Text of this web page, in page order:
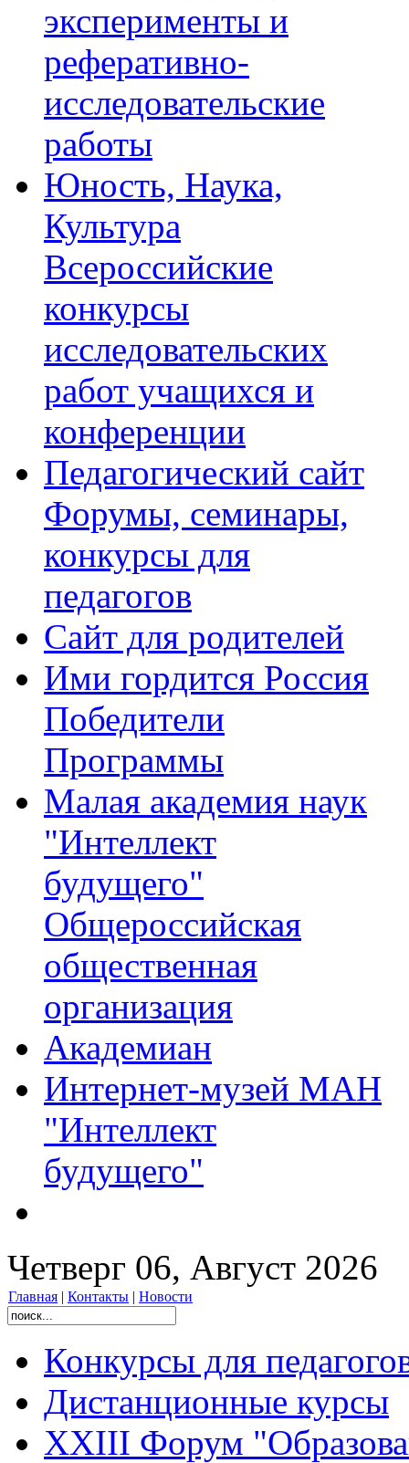
эксперименты и
реферативно-
исследовательские
работы
Юность, Наука,
Культура
Всероссийские
конкурсы
исследовательских
работ учащихся и
конференции
Педагогический сайт
Форумы, семинары,
конкурсы для
педагогов
Сайт для родителей
Ими гордится Россия
Победители
Программы
Малая академия наук
"Интеллект
будущего"
Общероссийская
общественная
организация
Академиан
Интернет-музей МАН
"Интеллект
будущего"
Четверг 06, Август 2026
Главная | Контакты | Новости
Конкурсы для
Дистанционные курсы
XXIII Форум